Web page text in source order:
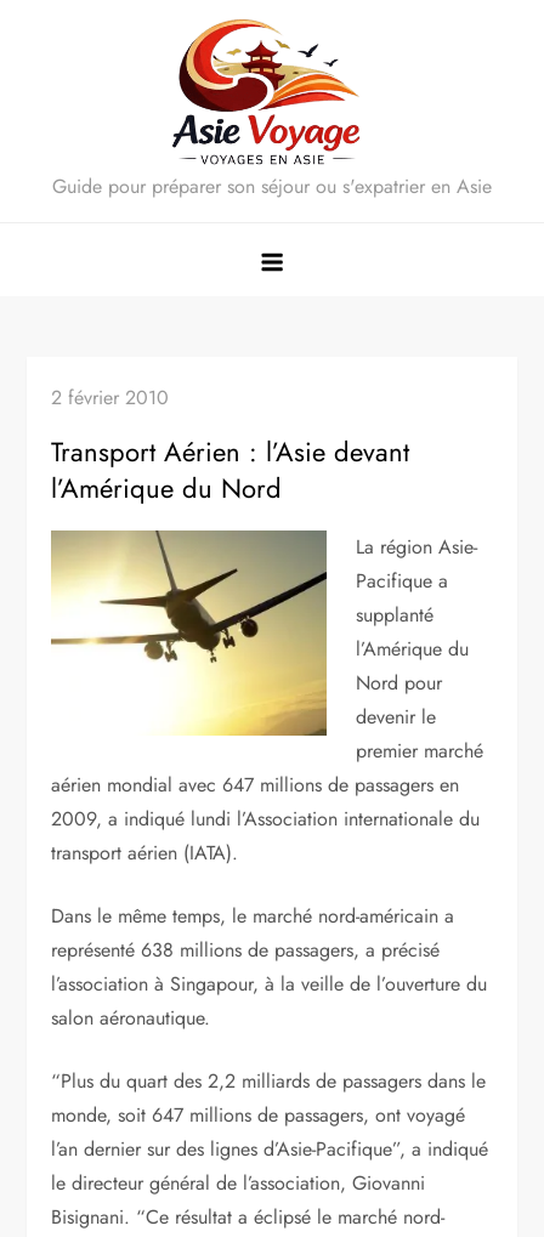
Guide pour préparer son séjour ou s'expatrier en Asie
2 février 2010
Transport Aérien : l’Asie devant
l’Amérique du Nord
La région Asie-
Pacifique a
supplanté
l’Amérique du
Nord pour
devenir le
premier marché
aérien mondial avec 647 millions de passagers en
2009, a indiqué lundi l’Association internationale du
transport aérien (IATA).
Dans le même temps, le marché nord-américain a
représenté 638 millions de passagers, a précisé
l’association à Singapour, à la veille de l’ouverture du
salon aéronautique.
“Plus du quart des 2,2 milliards de passagers dans le
monde, soit 647 millions de passagers, ont voyagé
l’an dernier sur des lignes d’Asie-Pacifique”, a indiqué
le directeur général de l’association, Giovanni
Bisignani. “Ce résultat a éclipsé le marché nord-